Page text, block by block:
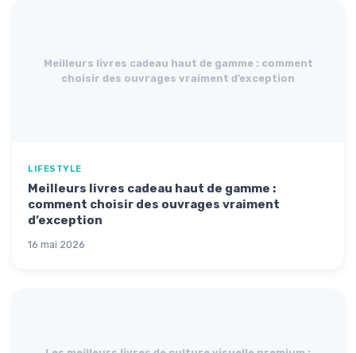
Meilleurs livres cadeau haut de gamme : comment
choisir des ouvrages vraiment d’exception
LIFESTYLE
Meilleurs livres cadeau haut de gamme :
comment choisir des ouvrages vraiment
d’exception
16 mai 2026